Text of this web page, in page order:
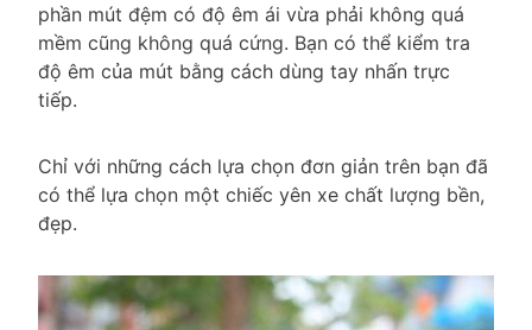
phần mút đệm có độ êm ái vừa phải không quá
mềm cũng không quá cứng. Bạn có thể kiểm tra
độ êm của mút bằng cách dùng tay nhấn trực
tiếp.
Chỉ với những cách lựa chọn đơn giản trên bạn đã
có thể lựa chọn một chiếc yên xe chất lượng bền,
đẹp.